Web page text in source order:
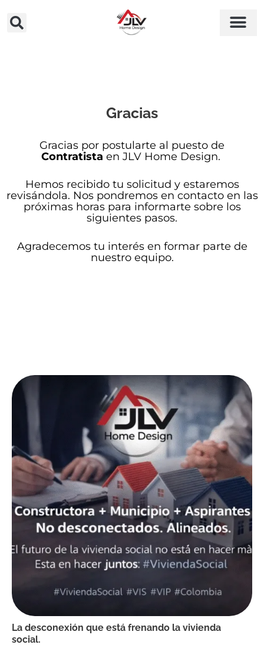
contenido
Gracias
Gracias por postularte al puesto de
Contratista en JLV Home Design.
Hemos recibido tu solicitud y estaremos
revisándola. Nos pondremos en contacto en las
próximas horas para informarte sobre los
siguientes pasos.
Agradecemos tu interés en formar parte de
nuestro equipo.
La desconexión que está frenando la vivienda
social.